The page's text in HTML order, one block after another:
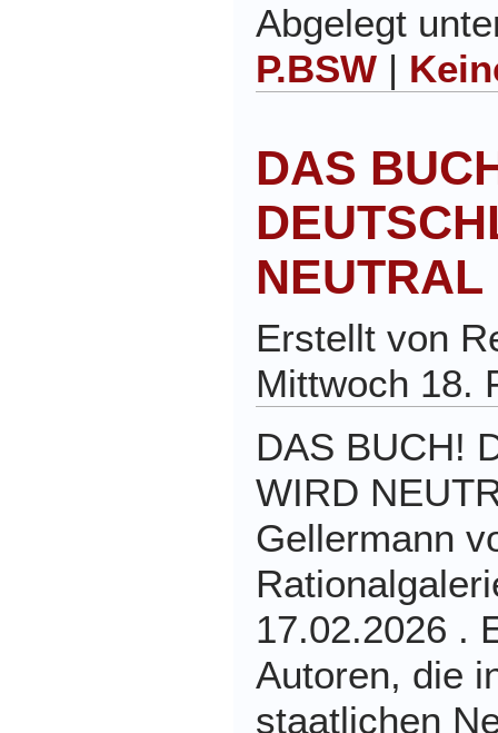
Abgelegt
P.BSW |
DAS
NEUTRAL
Erstellt von
Mittwoch 18.
DAS BUCH!
WIRD
Gellermann
17.02.2026 .
Autoren, die
staatlichen